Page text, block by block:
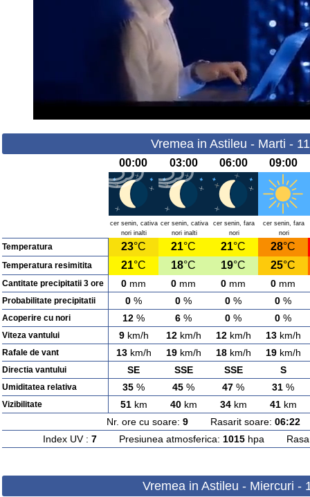
Vremea in Astileu - Marti -
00:00 03:00 06:00 09:00
cer senin, cativa
nori inalti
cer senin, cativa
nori inalti
cer senin, fara
nori
cer senin, fara
nori
Temperatura 23°C 21°C 21°C 28°C
Temperatura resimitita 21°C 18°C 19°C 25°C
Cantitate precipitatii 3 ore 0 mm 0 mm 0 mm 0 mm
Probabilitate precipitatii 0 % 0 % 0 % 0 %
Acoperire cu nori 12 % 6 % 0 % 0 %
Viteza vantului 9km/h 12km/h 12km/h 13km/h
Rafale de vant 13km/h 19km/h 18km/h 19km/h
Directia vantului SE SSE SSE S
Umiditatea relativa 35 % 45 % 47 % 31 %
Vizibilitate 51km 40km 34km 41km
Nr. ore cu soare: 9Rasarit soare: 06:22
Index UV : 7Presiunea atmosferica: 1015hpa
Vremea in Astileu - Miercuri -